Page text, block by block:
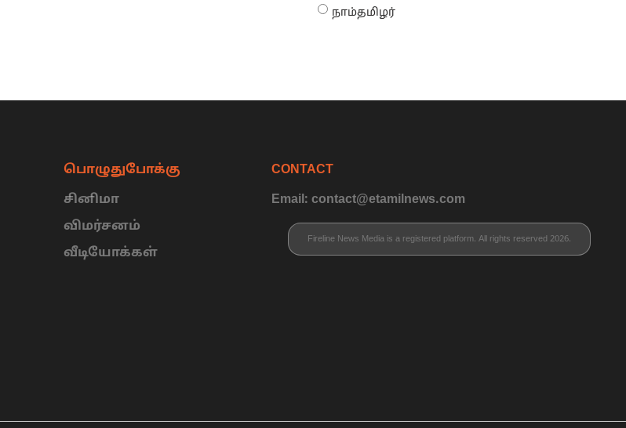
நாம்தமிழர்
பொழுதுபோக்கு
சினிமா
விமர்சனம்
வீடியோக்கள்
CONTACT
Email: contact@etamilnews.com
Fireline News Media is a registered platform. All rights reserved 2026.